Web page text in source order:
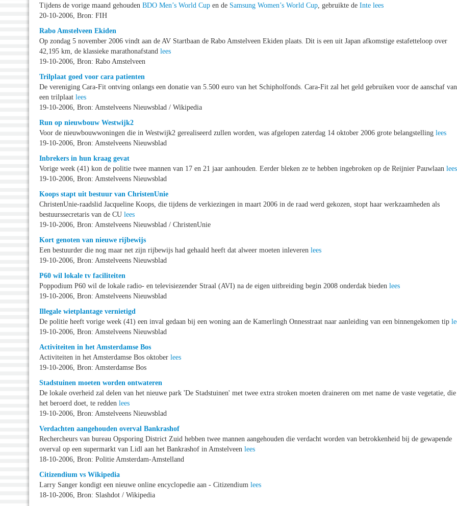
Tijdens de vorige maand gehouden BDO Men’s World Cup en de Samsung Women’s World Cup , gebruikte de Inte lees
20-10-2006, Bron: FIH
Rabo Amstelveen Ekiden
Op zondag 5 november 2006 vindt aan de AV Startbaan de Rabo Amstelveen Ekiden plaats. Dit is een uit Japan afkomstige estafetteloop over
42,195 km, de klassieke marathonafstand lees
19-10-2006, Bron: Rabo Amstelveen
Trilplaat goed voor cara patienten
De vereniging Cara-Fit ontving onlangs een donatie van 5.500 euro van het Schipholfonds. Cara-Fit zal het geld gebruiken voor de aanschaf van
een trilplaat lees
19-10-2006, Bron: Amstelveens Nieuwsblad / Wikipedia
Run op nieuwbouw Westwijk2
Voor de nieuwbouwwoningen die in Westwijk2 gerealiseerd zullen worden, was afgelopen zaterdag 14 oktober 2006 grote belangstelling lees
19-10-2006, Bron: Amstelveens Nieuwsblad
Inbrekers in hun kraag gevat
Vorige week (41) kon de politie twee mannen van 17 en 21 jaar aanhouden. Eerder bleken ze te hebben ingebroken op de Reijnier Pauwlaan lees
19-10-2006, Bron: Amstelveens Nieuwsblad
Koops stapt uit bestuur van ChristenUnie
ChristenUnie-raadslid Jacqueline Koops, die tijdens de verkiezingen in maart 2006 in de raad werd gekozen, stopt haar werkzaamheden als
bestuurssecretaris van de CU lees
19-10-2006, Bron: Amstelveens Nieuwsblad / ChristenUnie
Kort genoten van nieuwe rijbewijs
Een bestuurder die nog maar net zijn rijbewijs had gehaald heeft dat alweer moeten inleveren lees
19-10-2006, Bron: Amstelveens Nieuwsblad
P60 wil lokale tv faciliteiten
Poppodium P60 wil de lokale radio- en televisiezender Straal (AVI) na de eigen uitbreiding begin 2008 onderdak bieden lees
19-10-2006, Bron: Amstelveens Nieuwsblad
Illegale wietplantage vernietigd
De politie heeft vorige week (41) een inval gedaan bij een woning aan de Kamerlingh Onnesstraat naar aanleiding van een binnengekomen tip
19-10-2006, Bron: Amstelveens Nieuwsblad
Activiteiten in het Amsterdamse Bos
Activiteiten in het Amsterdamse Bos oktober lees
19-10-2006, Bron: Amsterdamse Bos
Stadstuinen moeten worden ontwateren
De lokale overheid zal delen van het nieuwe park 'De Stadstuinen' met twee extra stroken moeten draineren om met name de vaste vegetatie, die
het beroerd doet, te redden lees
19-10-2006, Bron: Amstelveens Nieuwsblad
Verdachten aangehouden overval Bankrashof
Rechercheurs van bureau Opsporing District Zuid hebben twee mannen aangehouden die verdacht worden van betrokkenheid bij de gewapende
overval op een supermarkt van Lidl aan het Bankrashof in Amstelveen lees
18-10-2006, Bron: Politie Amsterdam-Amstelland
Citizendium vs Wikipedia
Larry Sanger kondigt een nieuwe online encyclopedie aan - Citizendium lees
18-10-2006, Bron: Slashdot / Wikipedia